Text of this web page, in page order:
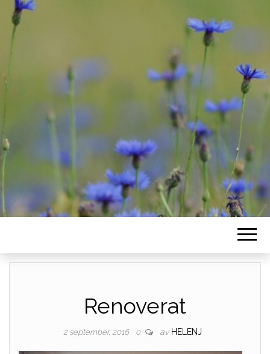
Renoverat
2 september, 2016 0 av HELENJ